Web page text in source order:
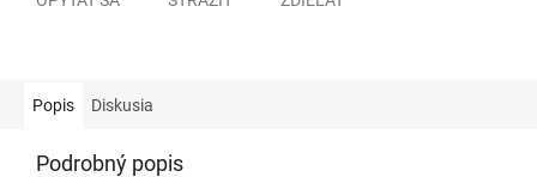
Popis Diskusia
Podrobný popis